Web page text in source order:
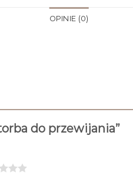
OPINIE (0)
do przewijania”